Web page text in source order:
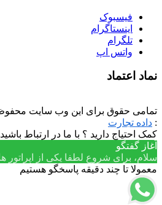
فیسبوک
اینستاگرام
تلگرام
واتس اپ
نماد اعتماد
تمامی حقوق برای این وب سایت
: داده تجارت
کمک احتیاج دارید ؟ با ما در ارتباط باشید
آغاز گفتگو
سلام، برای شروع لطفا یکی از اپراتور
معمولا تا چند دقیقه پاسخگو هستیم